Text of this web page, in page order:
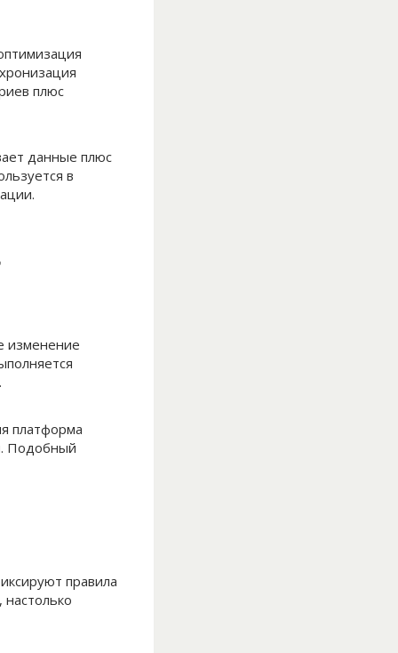
плюс
данные плюс
в
изменение
платформа
Подобный
правила